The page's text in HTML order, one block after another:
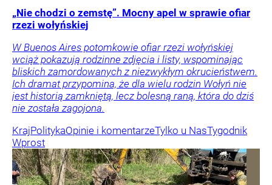
„Nie chodzi o zemstę”. Mocny apel w sprawie ofiar
rzezi wołyńskiej
W Buenos Aires potomkowie ofiar rzezi wołyńskiej
wciąż pokazują rodzinne zdjęcia i listy, wspominając
bliskich zamordowanych z niezwykłym okrucieństwem.
Ich dramat przypomina, że dla wielu rodzin Wołyń nie
jest historią zamkniętą, lecz bolesną raną, która do dziś
nie została zagojona.
KrajPolitykaOpinie i komentarzeTylko u NasTygodnik
Wprost